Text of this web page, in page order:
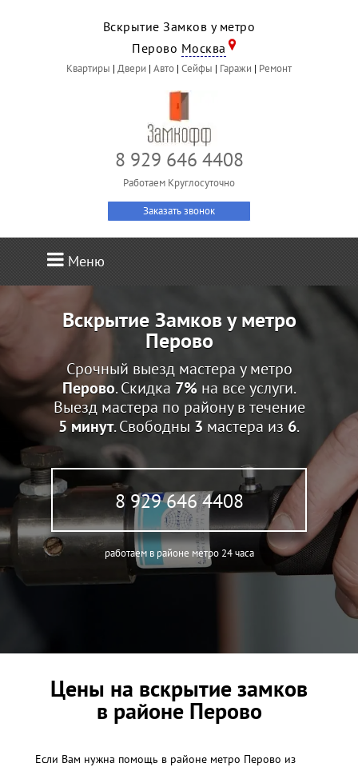
Вскрытие Замков у метро
Перово Москва
Квартиры | Двери | Авто | Сейфы | Гаражи | Ремонт
8 929 646 4408
Работаем Круглосуточно
Заказать звонок
Меню
Вскрытие Замков у метро
Перово
Срочный выезд мастера у метро
Перово. Скидка 7%на все услуги.
Выезд мастера по району в течение
5 минут. Свободны 3 мастера из 6.
8 929 646 4408
работаем в районе метро 24 часа
Цены на вскрытие замков
в районе Перово
Если Вам нужна помощь в районе метро Перово из